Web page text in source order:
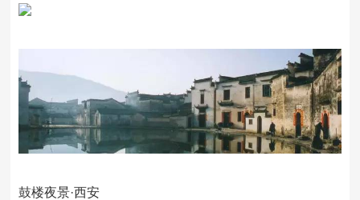
鼓楼夜景·西安